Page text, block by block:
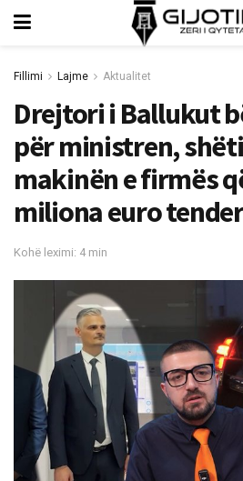
Fillimi Lajme Aktualitet
Drejtori i Ballukut
për ministren,
makinën e firmës
miliona euro
Kohë leximi: 4 min